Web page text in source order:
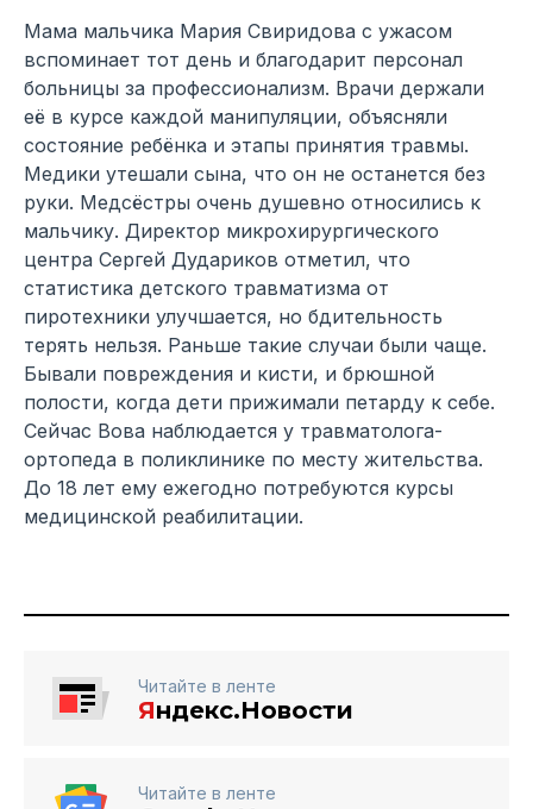
Мама мальчика Мария Свиридова с ужасом
вспоминает тот день и благодарит персонал
больницы за профессионализм. Врачи держали
её в курсе каждой манипуляции, объясняли
состояние ребёнка и этапы принятия травмы.
Медики утешали сына, что он не останется без
руки. Медсёстры очень душевно относились к
мальчику. Директор микрохирургического
центра Сергей Дудариков отметил, что
статистика детского травматизма от
пиротехники улучшается, но бдительность
терять нельзя. Раньше такие случаи были чаще.
Бывали повреждения и кисти, и брюшной
полости, когда дети прижимали петарду к себе.
Сейчас Вова наблюдается у травматолога-
ортопеда в поликлинике по месту жительства.
До 18 лет ему ежегодно потребуются курсы
медицинской реабилитации.
Читайте в ленте
Яндекс.Новости
Читайте в ленте